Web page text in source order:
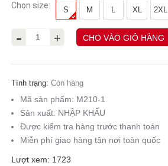
Chọn size: S M L XL 2XL
- + CHO VÀO GIỎ HÀNG
Tình trạng: Còn hàng
Mã sản phẩm: M210-1
Sản xuất: NHẬP KHẨU
Được kiểm tra hàng trước thanh toán
Miễn phí giao hàng tận nơi toàn quốc
Lượt xem: 1723